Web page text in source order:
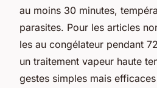
au moins 30 minutes,
parasites. Pour les articles
les au congélateur pendant
un traitement vapeur haute
gestes simples mais